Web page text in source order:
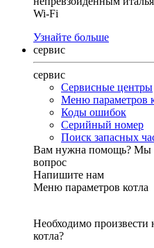
Wi-Fi
Узнайте больше
сервис
сервис
Сервисные центры
Меню параметров
Коды ошибок
Серийный номер
Поиск запасных
Вам нужна помощь? Мы
вопрос
Напишите нам
Меню параметров котла
Необходимо произвести
котла?